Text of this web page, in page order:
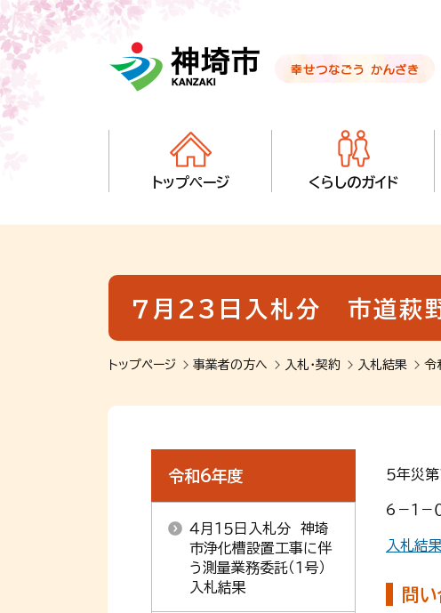
音声読み上げ用ナビゲーションです。
本文へ移動します
ページ最後（フッター）へ移動します
音声読み上げ用ナビゲーションはここまでです。
トップページ くらしのガイド
７月２３日入札分 市道萩
トップページ 事業者の方へ 入札・契約 入札結果 令
５年災
6－１－
入札結
問
令和6年度
４月１５日入札分 神埼
市浄化槽設置工事に伴
う測量業務委託（１号）
入札結果